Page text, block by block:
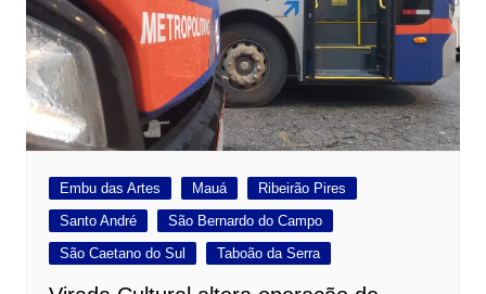
Embu das Artes Mauá
Ribeirão Pires
Santo André
São Bernardo do Campo
São Caetano do Sul
Taboão da Serra